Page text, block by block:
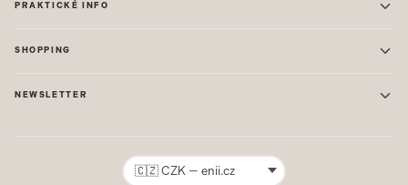
Časté dotazy
Mapa stránek
PRAKTICKÉ INFO
Prodejna: Uherské Hradiště
Ochrana osobních údajů
SHOPPING
GEL LAKY
NEWSLETTER